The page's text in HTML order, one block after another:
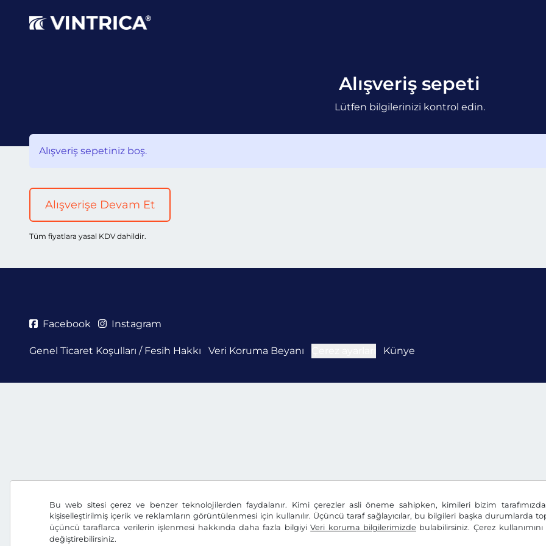
Bu web sitesi çerez ve benzer teknolojilerden faydalanır. Kimi çerezler asli öneme sahipken, kimileri bizim
kişiselleştirilmiş içerik ve reklamların görüntülenmesi için kullanılır. Üçüncü taraf sağlayıcılar, bu bilgileri başka durumlarda
üçüncü taraflarca verilerin işlenmesi hakkında daha fazla bilgiyiVeri koruma bilgilerimizde bulabilirsiniz. Çerez kullanımını
değiştirebilirsiniz.
Alışveriş sepeti
Lütfen bilgilerinizi kontrol edin.
Alışveriş sepetiniz boş.
Alışverişe Devam Et
Tüm fiyatlara yasal KDV dahildir.
Facebook Instagram
Genel Ticaret Koşulları / Fesih Hakkı Veri Koruma Beyanı Künye